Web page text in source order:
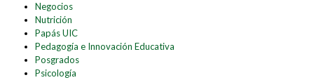
Negocios
Nutrición
Papás UIC
Pedagogía e Innovación Educativa
Posgrados
Psicología